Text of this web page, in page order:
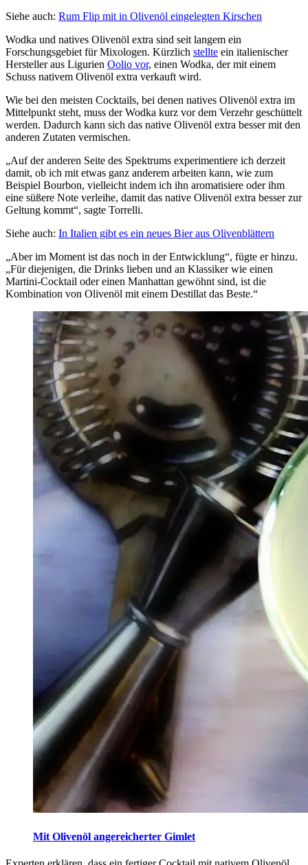
Siehe auch: Rum Flip mit in Olivenöl eingelegten Kirschen
Wodka und natives Olivenöl extra sind seit langem ein
Forschungsgebiet für Mixologen. Kürzlich stellte ein italienischer
Hersteller aus Ligurien Oolio vor, einen Wodka, der mit einem
Schuss nativem Olivenöl extra verkauft wird.
Wie bei den meisten Cocktails, bei denen natives Olivenöl extra im
Mittelpunkt steht, muss der Wodka kurz vor dem Verzehr geschüttelt
werden. Dadurch kann sich das native Olivenöl extra besser mit den
anderen Zutaten vermischen.
„Auf der anderen Seite des Spektrums experimentiere ich derzeit
damit, ob ich mit etwas ganz anderem arbeiten kann, wie zum
Beispiel Bourbon, vielleicht indem ich ihn aromatisiere oder ihm
eine süßere Note verleihe, damit das native Olivenöl extra besser zur
Geltung kommt“, sagte Torrelli.
Siehe auch: In Italien gibt es ein neues Bier aus Olivenblättern
„Aber im Moment ist das noch in der Entwicklung“, fügte er hinzu.
„Für diejenigen, die Drinks lieben und an Klassiker wie einen
Martini-Cocktail oder einen Manhattan gewöhnt sind, ist die
Kombination von Olivenöl mit einem Destillat das Beste.“
Mit Olivenöl angereicherter Gimlet